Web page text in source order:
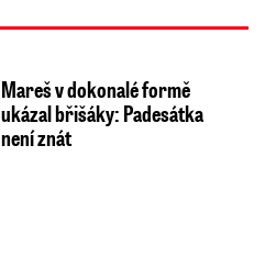
Mareš v dokonalé formě
ukázal břišáky: Padesátka
není znát